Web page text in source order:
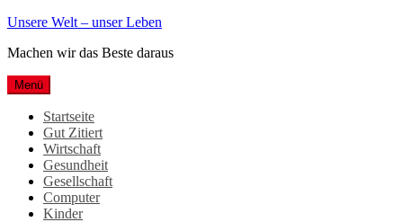
Weiter
Inhalt
Unsere Welt – unser Leben
Machen wir das Beste daraus
Menü
Startseite
Gut Zitiert
Wirtschaft
Gesundheit
Gesellschaft
Computer
Kinder